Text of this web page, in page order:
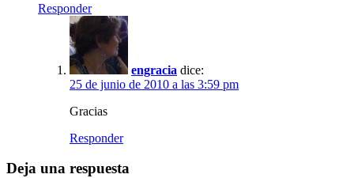
Responder
engracia dice:
25 de junio de 2010 a las 3:59 pm
Gracias
Responder
Deja una respuesta